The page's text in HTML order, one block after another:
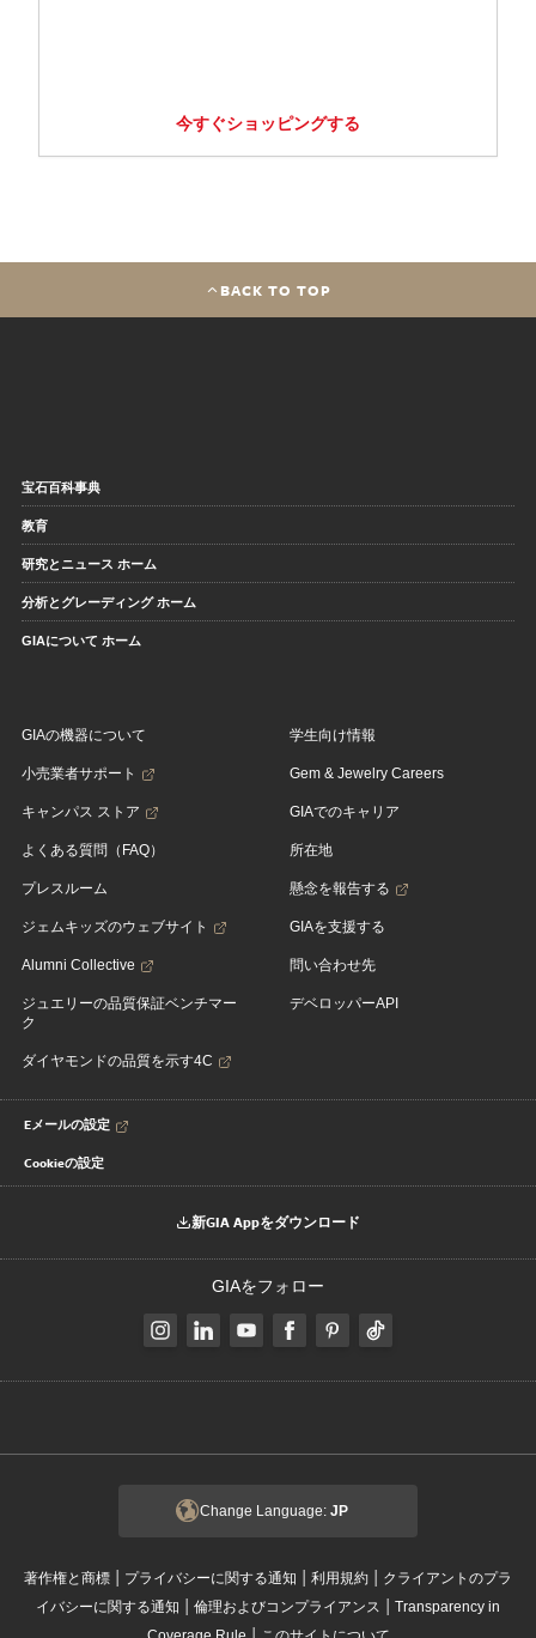
今すぐショッピングする
BACK TO TOP
宝石百科事典
教育
研究とニュース ホーム
分析とグレーディング ホーム
GIAについて ホーム
GIAの機器について
小売業者サポート
キャンパス ストア
よくある質問（FAQ）
プレスルーム
ジェムキッズのウェブサイト
Alumni Collective
ジュエリーの品質保証ベンチマー
ク
ダイヤモンドの品質を示す4C
学生向け情報
Gem & Jewelry Careers
GIAでのキャリア
所在地
懸念を報告する
GIAを支援する
問い合わせ先
デベロッパーAPI
Eメールの設定
Cookieの設定
新GIA Appをダウンロード
GIAをフォロー
Change Language: JP
著作権と商標 | プライバシーに関する通知 | 利用規約 | クライアントのプラ
イバシーに関する通知 | 倫理およびコンプライアンス | Transparency in